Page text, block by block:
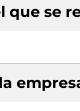
que se